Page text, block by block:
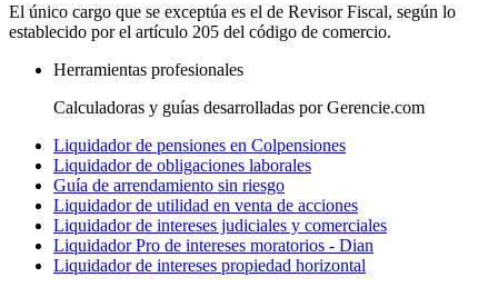
El único cargo que se exceptúa es el de Revisor Fiscal, según lo
establecido por el artículo 205 del código de comercio.
Herramientas profesionales
Calculadoras y guías desarrolladas por Gerencie.com
Liquidador de pensiones en Colpensiones
Liquidador de obligaciones laborales
Guía de arrendamiento sin riesgo
Liquidador de utilidad en venta de acciones
Liquidador de intereses judiciales y comerciales
Liquidador Pro de intereses moratorios - Dian
Liquidador de intereses propiedad horizontal